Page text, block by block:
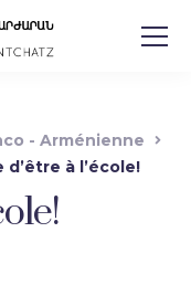
- Arménienne
d’être à l’école!